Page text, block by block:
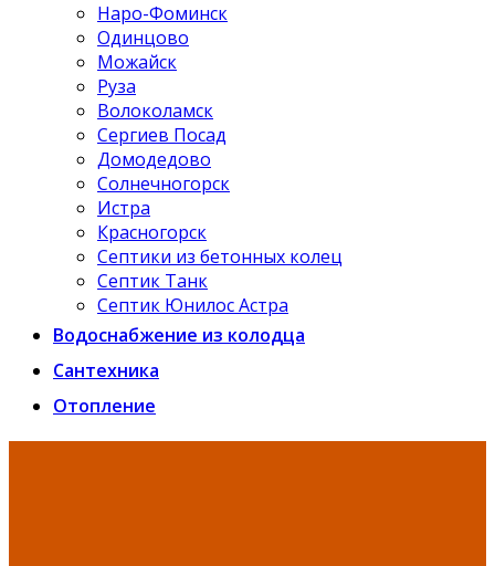
Наро-Фоминск
Одинцово
Можайск
Руза
Волоколамск
Сергиев Посад
Домодедово
Солнечногорск
Истра
Красногорск
Септики из бетонных колец
Септик Танк
Септик Юнилос Астра
Водоснабжение из колодца
Сантехника
Отопление